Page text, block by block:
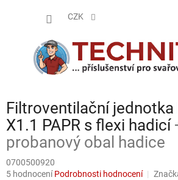
CZK
Filtroventilační jednotka
X1.1 PAPR s flexi hadicí
probanový obal hadice
0700500920
Průměrné
5 hodnocení Podrobnosti hodnocení